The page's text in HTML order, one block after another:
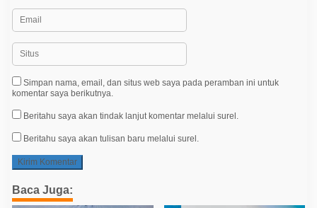
Simpan nama, email, dan situs web saya pada peramban ini untuk
komentar saya berikutnya.
Beritahu saya akan tindak lanjut komentar melalui surel.
Beritahu saya akan tulisan baru melalui surel.
Baca Juga: